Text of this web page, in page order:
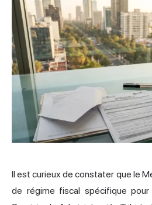
Il est curieux de constater que le
de régime fiscal spécifique pour